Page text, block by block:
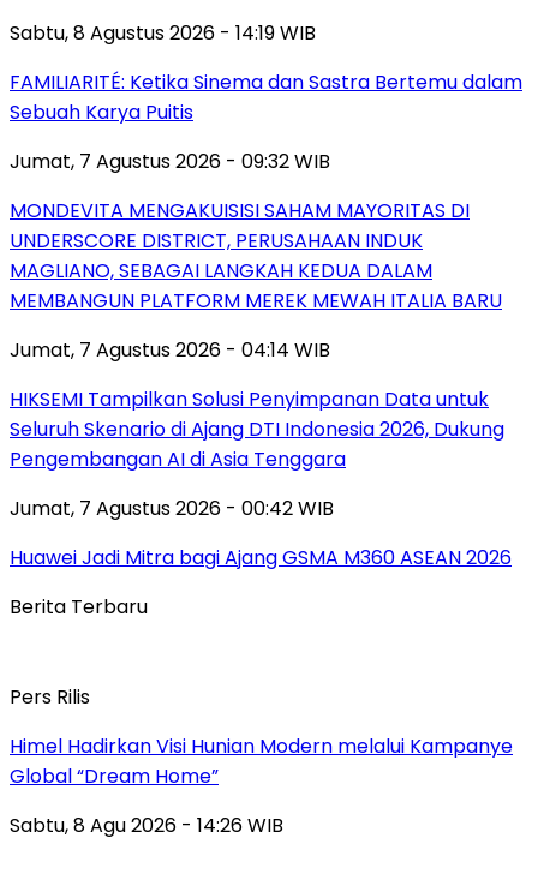
Sabtu, 8 Agustus 2026 - 14:19 WIB
FAMILIARITÉ: Ketika Sinema dan Sastra Bertemu dalam
Sebuah Karya Puitis
Jumat, 7 Agustus 2026 - 09:32 WIB
MONDEVITA MENGAKUISISI SAHAM MAYORITAS DI
UNDERSCORE DISTRICT, PERUSAHAAN INDUK
MAGLIANO, SEBAGAI LANGKAH KEDUA DALAM
MEMBANGUN PLATFORM MEREK MEWAH ITALIA BARU
Jumat, 7 Agustus 2026 - 04:14 WIB
HIKSEMI Tampilkan Solusi Penyimpanan Data untuk
Seluruh Skenario di Ajang DTI Indonesia 2026, Dukung
Pengembangan AI di Asia Tenggara
Jumat, 7 Agustus 2026 - 00:42 WIB
Huawei Jadi Mitra bagi Ajang GSMA M360 ASEAN 2026
Berita Terbaru
Pers Rilis
Himel Hadirkan Visi Hunian Modern melalui Kampanye
Global “Dream Home”
Sabtu, 8 Agu 2026 - 14:26 WIB